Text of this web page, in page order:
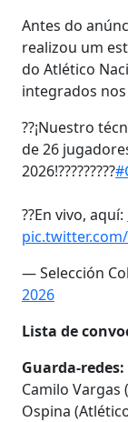
Antes do
realizou um
do Atlético
integrados
??¡Nuestro
de 26
2026!?????????
??En vivo, aquí:
— Selección
2026
Lista de
Guarda-redes:
Camilo Vargas
Ospina